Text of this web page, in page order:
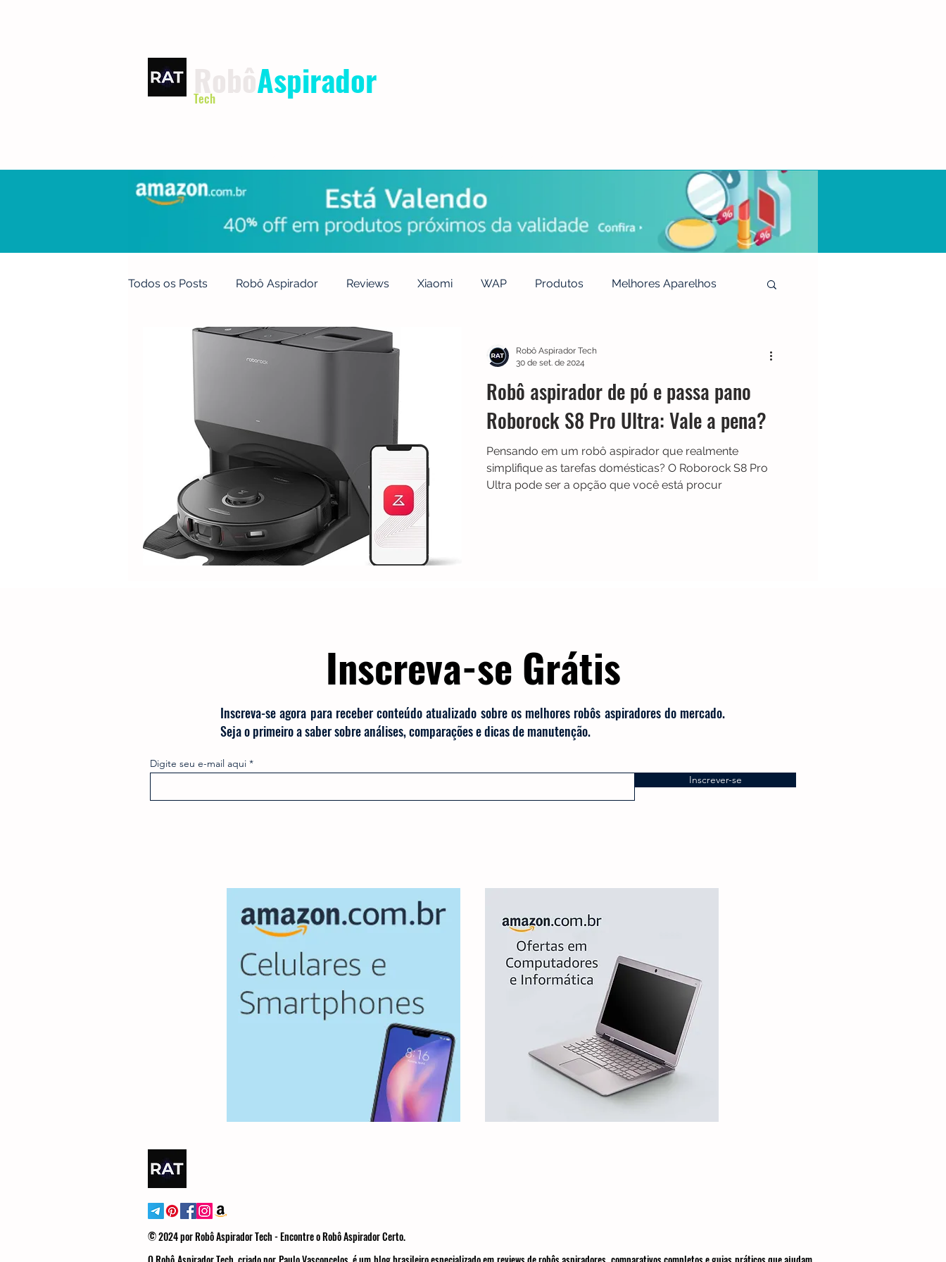
Aspirador
Tech
Todos os Posts Robô Aspirador Reviews Xiaomi WAP Produtos Melhores Aparelhos
Electrolux DOLPHIN Multilaser
Karcher Roborock iRobot Shark Zaco
Kabum ROPVACNIC Philco Neatsvor Ropo Extratoras Limpador de Pisos
Robô aspirador de pó e passa pano
Roborock S8 Pro Ultra: Vale a pena?
Pensando em um robô aspirador que realmente
simplifique as tarefas domésticas? O Roborock S8 Pro
Ultra pode ser a opção que você está procur
Robô Aspirador Tech
30 de set. de 2024
Inscreva-se Grátis
Inscreva-se agora para receber conteúdo atualizado sobre os melhores robôs aspiradores do mercado.
Seja o primeiro a saber sobre análises, comparações e dicas de manutenção.
Digite seu e-mail aqui
Inscrever-se
© 2024 por Robô Aspirador Tech - Encontre o Robô Aspirador Certo.